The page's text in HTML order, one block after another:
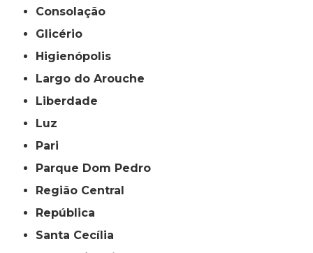
Consolação
Glicério
Higienópolis
Largo do Arouche
Liberdade
Luz
Pari
Parque Dom Pedro
Região Central
República
Santa Cecília